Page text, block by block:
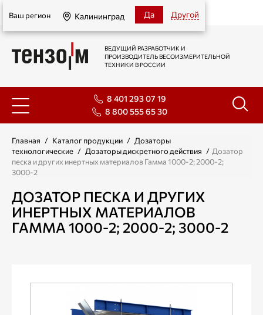
Калининград
Ваш регион Калининград Да Другой
ВЕДУЩИЙ РАЗРАБОТЧИК И
ПРОИЗВОДИТЕЛЬ ВЕСОИЗМЕРИТЕЛЬНОЙ
ТЕХНИКИ В РОССИИ
8 401 293 07 19
8 800 555 65 30
Главная / Каталог продукции / Дозаторы
технологические / Дозаторы дискретного действия / Дозатор
песка и других инертных материалов Гамма 1000-2; 2000-2;
3000-2
ДОЗАТОР ПЕСКА И ДРУГИХ
ИНЕРТНЫХ МАТЕРИАЛОВ
ГАММА 1000-2; 2000-2; 3000-2